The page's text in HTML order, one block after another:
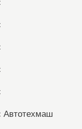
Автотехмаш